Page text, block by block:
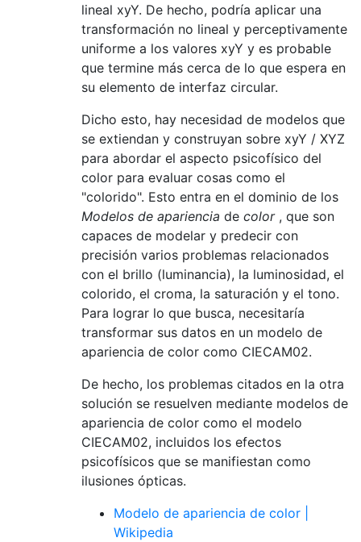
lineal xyY. De hecho, podría aplicar una
transformación no lineal y perceptivamente
uniforme a los valores xyY y es probable
que termine más cerca de lo que espera en
su elemento de interfaz circular.
Dicho esto, hay necesidad de modelos que
se extiendan y construyan sobre xyY / XYZ
para abordar el aspecto psicofísico del
color para evaluar cosas como el
"colorido". Esto entra en el dominio de los
Modelos de apariencia de color, que son
capaces de modelar y predecir con
precisión varios problemas relacionados
con el brillo (luminancia), la luminosidad, el
colorido, el croma, la saturación y el tono.
Para lograr lo que busca, necesitaría
transformar sus datos en un modelo de
apariencia de color como CIECAM02.
De hecho, los problemas citados en la otra
solución se resuelven mediante modelos de
apariencia de color como el modelo
CIECAM02, incluidos los efectos
psicofísicos que se manifiestan como
ilusiones ópticas.
Modelo de apariencia de color |
Wikipedia